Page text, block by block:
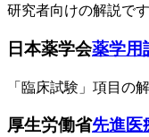
研究者向けの解説で
日本薬学会薬学用
「臨床試験」項目の
厚生労働省先進医